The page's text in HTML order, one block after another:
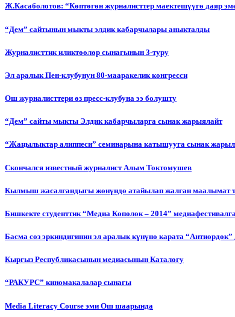
Ж.Касаболотов: “Көптөгөн журналисттер маектешүүгө даяр
“Дем” сайтынын мыкты элдик кабарчылары аныкталды
Журналисттик иликтөөлөр сынагынын 3-туру
Эл аралык Пен-клубунун 80-мааракелик конгресси
Ош журналисттери өз пресс-клубуна ээ болушту
“Дем” сайты мыкты Элдик кабарчыларга сынак жарыялайт
“Жаңылыктар алиппеси” семинарына катышууга сынак
Cкончался известный журналист Алым Токтомушев
Кылмыш жасалгандыгы жөнүндө атайылап жалган маалымат
Бишкекте студенттик “Медиа Көпөлөк – 2014”
Басма сөз эркиндигинин эл аралык күнүнө карата
Кыргыз Республикасынын медиасынын Каталогу
“РАКУРС” киномакалалар сынагы
Media Literacy Сourse эми Ош шаарында